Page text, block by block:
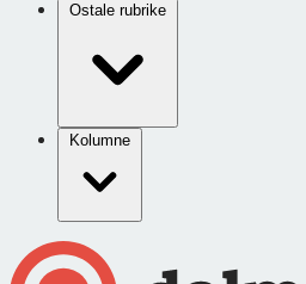
Ostale rubrike
Kolumne